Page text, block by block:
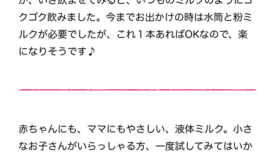
クゴク飲みました。今までお出かけの時は水筒と粉ミ
ルクが必要でしたが、これ１本あればOKなので、楽
になりそうです♪
赤ちゃんにも、ママにもやさしい、液体ミルク。小さ
なお子さんがいらっしゃる方、一度試してみてはいか